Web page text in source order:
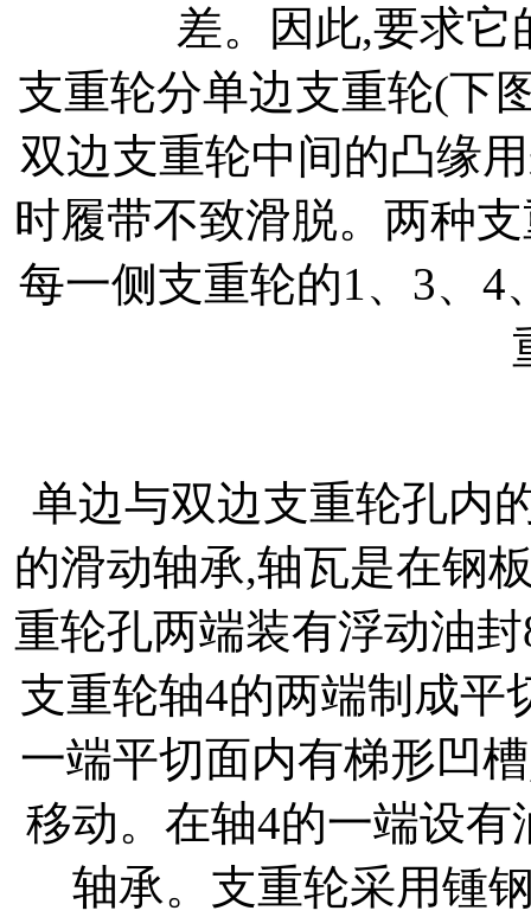
差。因此,要求它
支重轮分单边支重轮(下
双边支重轮中间的凸缘
时履带不致滑脱。两种
每一侧支重轮的1、3、4
单边与双边支重轮孔内
的滑动轴承,轴瓦是在钢
重轮孔两端装有浮动油
支重轮轴4的两端制成平
一端平切面内有梯形凹
移动。在轴4的一端设
轴承。支重轮采用锺